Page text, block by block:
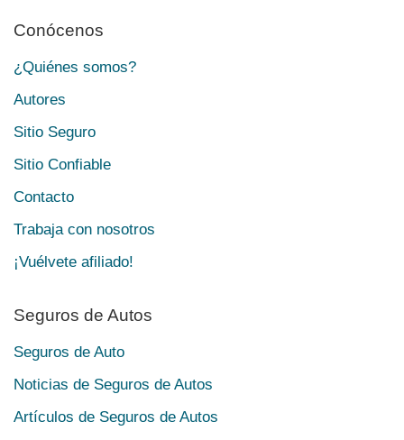
Conócenos
¿Quiénes somos?
Autores
Sitio Seguro
Sitio Confiable
Contacto
Trabaja con nosotros
¡Vuélvete afiliado!
Seguros de Autos
Seguros de Auto
Noticias de Seguros de Autos
Artículos de Seguros de Autos